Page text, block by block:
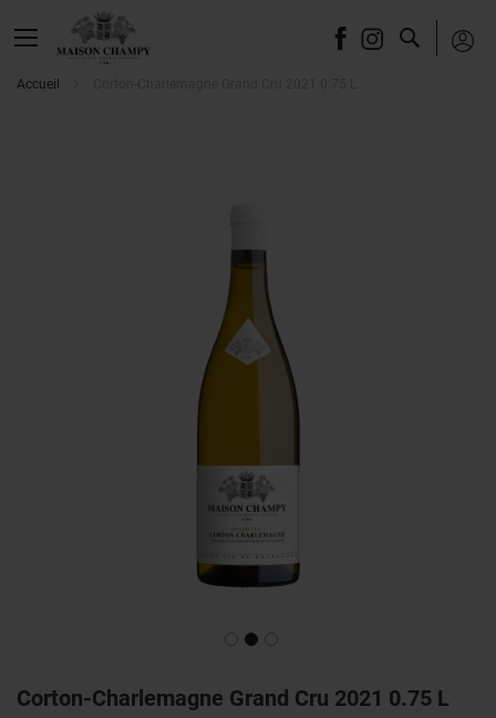
Accueil
Corton-Charlemagne Grand Cru 2021 0.75 L
the